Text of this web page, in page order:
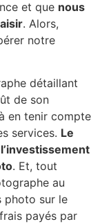
et que nous
. Alors,
notre
détaillant
de son
en tenir compte
services. Le
. Et, tout
au
photo sur le
payés par